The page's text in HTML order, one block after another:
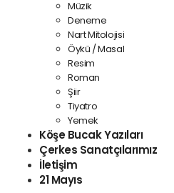
Müzik
Deneme
Nart Mitolojisi
Öykü / Masal
Resim
Roman
Şiir
Tiyatro
Yemek
Köşe Bucak Yazıları
Çerkes Sanatçılarımız
İletişim
21 Mayıs